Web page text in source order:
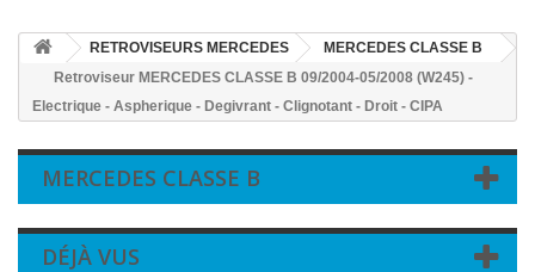
RETROVISEURS MERCEDES
MERCEDES CLASSE B
Retroviseur MERCEDES CLASSE B 09/2004-05/2008 (W245) -
Electrique - Aspherique - Degivrant - Clignotant - Droit - CIPA
MERCEDES CLASSE B
DÉJÀ VUS